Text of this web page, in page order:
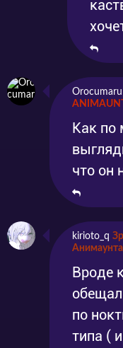
Orocumaru
Как по
что он
kirioto_q
Анимаунта
Вроде
по
типа (